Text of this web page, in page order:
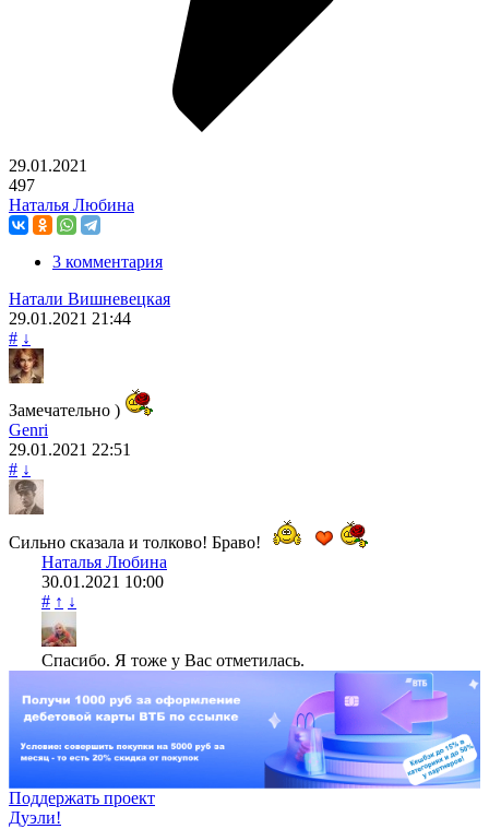
29.01.2021
497
Наталья Любина
3 комментария
Натали Вишневецкая
29.01.2021 21:44
# ↓
Замечательно )
Genri
29.01.2021 22:51
# ↓
Сильно сказала и толково! Браво!
Наталья Любина
30.01.2021 10:00
# ↑ ↓
Спасибо. Я тоже у Вас отметилась.
Поддержать проект
Дуэли!